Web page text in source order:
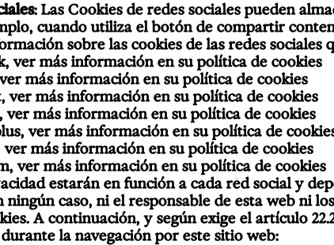
: Las Cookies de redes sociales pueden
cuando utiliza el botón de compartir
sobre las cookies de las redes sociales
ver más información en supolítica de cookies
más información en supolítica de cookies
ver más información en supolítica de cookies
ver más información en supolítica de cookies
ver más información en supolítica de
ver más información en supolítica de cookies
ver más información en supolítica de cookies
estarán en función a cada red social y
ningún caso, ni el responsable de esta web ni
A continuación, y según exige el artículo
la navegación por este sitio web: